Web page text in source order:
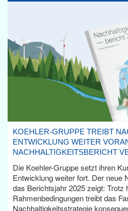
KOEHLER-GRUPPE TREIBT
ENTWICKLUNG WEITER
NACHHALTIGKEITSBERICHT
Die Koehler-Gruppe setzt ihren
Entwicklung weiter fort. Der neue
das Berichtsjahr 2025 zeigt: Trotz
Rahmenbedingungen treibt das
Nachhaltigkeitsstrategie